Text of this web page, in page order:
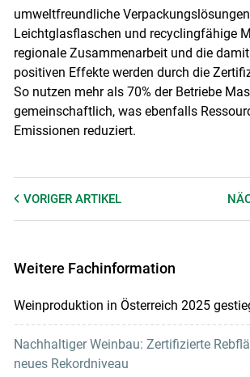
umweltfreundliche
Leichtglasflaschen und recyclingfähige
regionale Zusammenarbeit und die
positiven Effekte werden durch die
So nutzen mehr als 70% der Betriebe
gemeinschaftlich, was ebenfalls
Emissionen reduziert.
VORIGER ARTIKEL
Weitere Fachinformation
Weinproduktion in Österreich 2025
Nachhaltiger Weinbau: Zertifizierte
neues Rekordniveau